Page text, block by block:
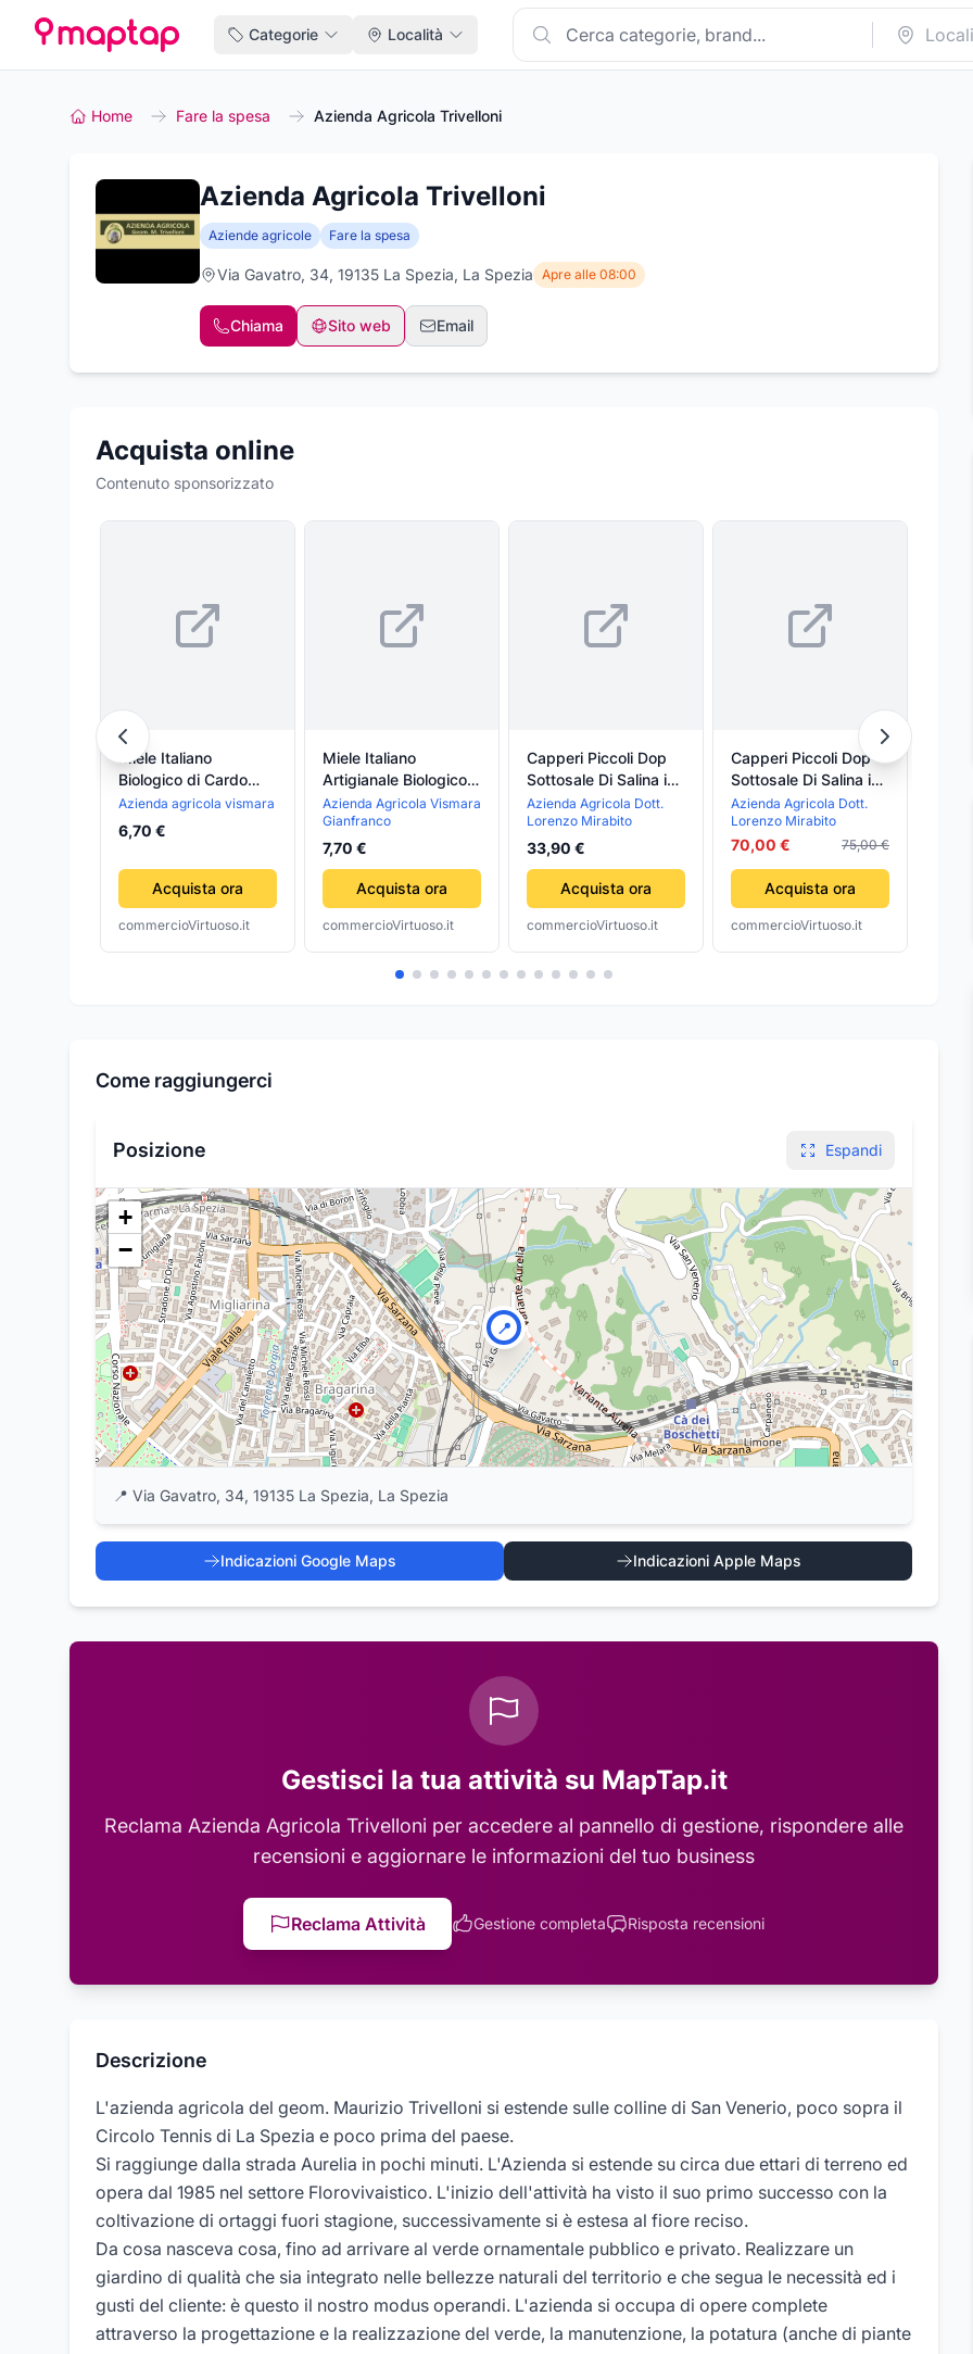
Categorie Località
Home Fare la spesa Azienda Agricola Trivelloni
Azienda Agricola Trivelloni
Aziende agricole Fare la spesa
Via Gavatro, 34, 19135 La Spezia, La Spezia Apre alle 08:00
Chiama Sito web Email
Acquista online
Contenuto sponsorizzato
Miele Italiano
Biologico di Cardo
250g Azienda
Agricola Vismara
Azienda agricola vismara
6,70 €
Acquista ora
commercioVirtuoso.it
Miele Italiano
Artigianale Biologico
di Timo 250g Azienda
Agricola Vismara
Azienda Agricola Vismara
Gianfranco
7,70 €
Acquista ora
commercioVirtuoso.it
Capperi Piccoli Dop
Sottosale Di Salina in
3 Buste Da 250g
cadauna Azienda
Agricola Dott.
Lorenzo Mirabito
Azienda Agricola Dott.
Lorenzo Mirabito
33,90 €
Acquista ora
commercioVirtuoso.it
Capperi Piccoli Dop
Sottosale Di Salina in
3 Buste Da 500g
cadauna Azienda
Agricola Dott.
Lorenzo Mirabito
Azienda Agricola Dott.
Lorenzo Mirabito
70,00 € 75,00 €
Acquista ora
commercioVirtuoso.it
Come raggiungerci
Posizione Espandi
📍
+
−
📍 Via Gavatro, 34, 19135 La Spezia, La Spezia
Indicazioni Google Maps Indicazioni Apple Maps
Gestisci la tua attività su MapTap.it
Reclama Azienda Agricola Trivelloni per accedere al pannello di gestione, rispondere alle
recensioni e aggiornare le informazioni del tuo business
Reclama Attività Gestione completa Risposta recensioni
Descrizione
L'azienda agricola del geom. Maurizio Trivelloni si estende sulle colline di San Venerio, poco sopra il
Circolo Tennis di La Spezia e poco prima del paese.
Si raggiunge dalla strada Aurelia in pochi minuti. L'Azienda si estende su circa due ettari di terreno ed
opera dal 1985 nel settore Florovivaistico. L'inizio dell'attività ha visto il suo primo successo con la
coltivazione di ortaggi fuori stagione, successivamente si è estesa al fiore reciso.
Da cosa nasceva cosa, fino ad arrivare al verde ornamentale pubblico e privato. Realizzare un
giardino di qualità che sia integrato nelle bellezze naturali del territorio e che segua le necessità ed i
gusti del cliente: è questo il nostro modus operandi. L'azienda si occupa di opere complete
attraverso la progettazione e la realizzazione del verde, la manutenzione, la potatura (anche di piante